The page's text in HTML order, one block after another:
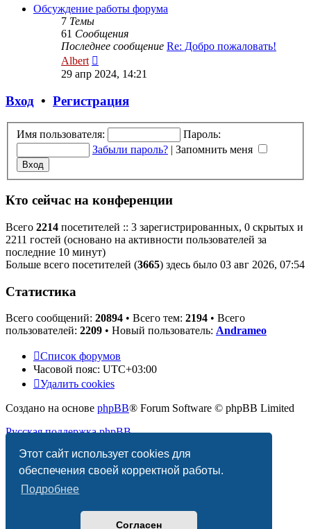
Этот сайт использует cookies для
обеспечения своей корректной работы.
Подробнее
Согласен
сообщению
Обсуждение работы форума
7 Темы
61 Сообщения
Последнее сообщение Re: Добро пожаловать!
Albert
к
29 апр 2024, 14:21
Вход • Регистрация
Имя пользователя:
Пароль:
Забыли пароль? | Запомнить меня
Кто сейчас на конференции
Всего 2214 посетителей :: 3 зарегистрированных, 0 скрытых и
2211 гостей (основано на активности пользователей за
последние 10 минут)
Больше всего посетителей (3665) здесь было 03 авг 2026, 07:54
Статистика
Всего сообщений: 20894 • Всего тем: 2194 • Всего
пользователей: 2209 • Новый пользователь: Andrameo
Список форумов
Часовой пояс: UTC+03:00
Удалить cookies
Создано на основе phpBB® Forum Software © phpBB Limited
Русская поддержка phpBB
Конфиденциальность |Правила